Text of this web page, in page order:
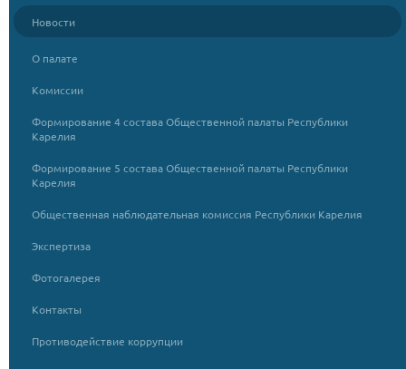
Новости
О палате
Комиссии
Формирование 4 состава Общественной палаты Республики
Карелия
Формирование 5 состава Общественной палаты Республики
Карелия
Общественная наблюдательная комиссия Республики Карелия
Экспертиза
Фотогалерея
Контакты
Противодействие коррупции